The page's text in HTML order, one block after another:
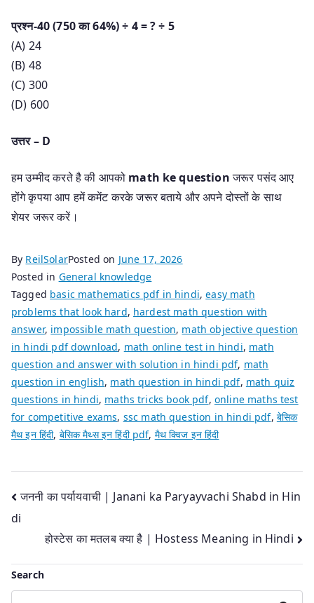
प्रश्न-40 (750 का 64%) ÷ 4 = ? ÷ 5
(A) 24
(B) 48
(C) 300
(D) 600
उत्तर – D
हम उम्मीद करते है की आपको math ke questionजरूर पसंद आए
होंगे कृपया आप हमें कमेंट करके जरूर बताये और अपने दोस्तों के साथ
शेयर जरूर करें।
By ReilSolarPosted on June 17, 2026
Posted in General knowledge
Tagged basic mathematics pdf in hindi,easy math
problems that look hard, hardest math question with
answer, impossible math question, math objective question
in hindi pdf download, math online test in hindi, math
question and answer with solution in hindi pdf, math
question in english, math question in hindi pdf, math quiz
questions in hindi, maths tricks book pdf, online maths test
for competitive exams, ssc math question in hindi pdf, बेसिक
मैथ इन हिंदी, बेसिक मैथ्स इन हिंदी pdf, मैथ क्विज इन हिंदी
Post
navigation
जननी का पर्यायवाची | Janani ka Paryayvachi Shabd in Hin
di
होस्टेस का मतलब क्या है | Hostess Meaning in Hindi
Search